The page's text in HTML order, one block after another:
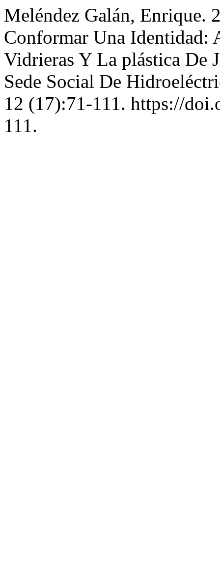
Meléndez Galán, Enrique.
Conformar Una Identidad:
Vidrieras Y La plástica De
Sede Social De
12 (17):71-111. https://
111.